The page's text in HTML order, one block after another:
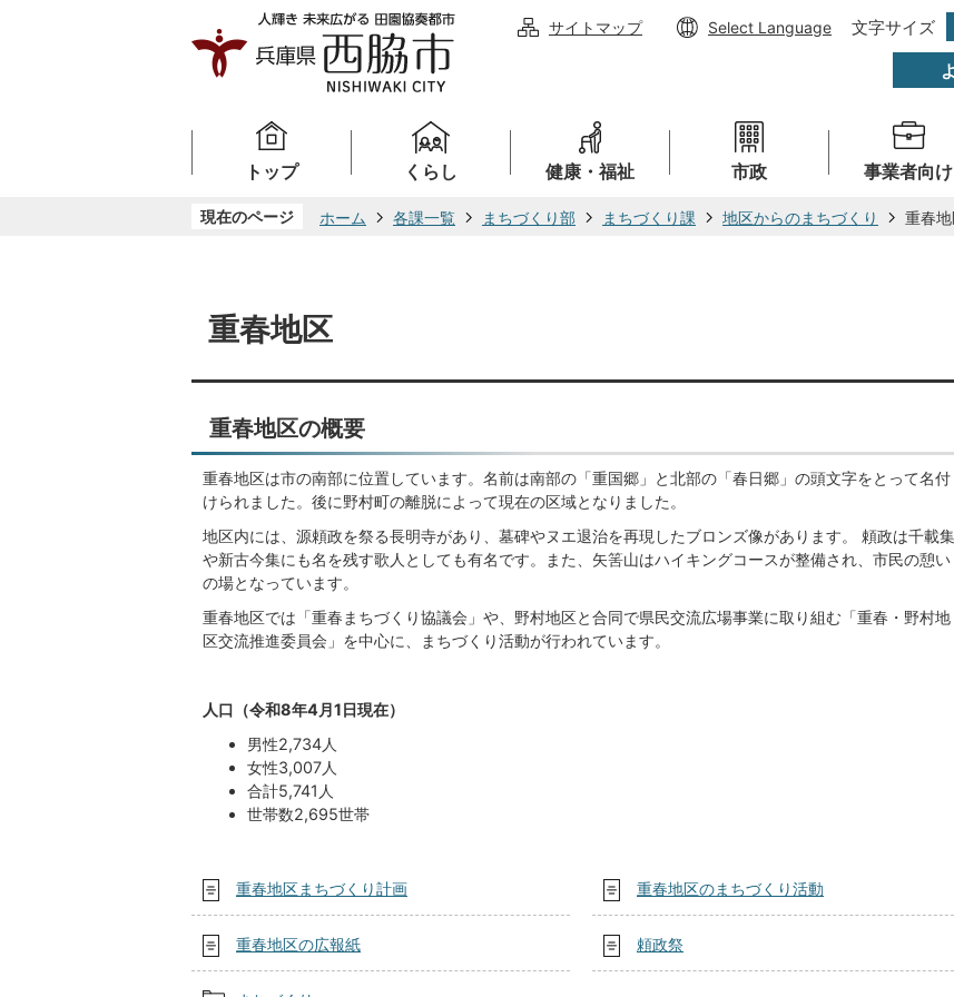
サイトマップ Select Language 文字サイズ
トップ くらし 健康・福祉 市政 事業者向け
現在のページ ホーム 各課一覧 まちづくり部 まちづくり課 地区からのまちづくり 重春
重春地区
重春地区の概要
重春地区は市の南部に位置しています。名前は南部の「重国郷」と北部の「春日郷」の頭文字をとって名付
けられました。後に野村町の離脱によって現在の区域となりました。
地区内には、源頼政を祭る長明寺があり、墓碑やヌエ退治を再現したブロンズ像があります。 頼政は千載集
や新古今集にも名を残す歌人としても有名です。また、矢筈山はハイキングコースが整備され、市民の憩い
の場となっています。
重春地区では「重春まちづくり協議会」や、野村地区と合同で県民交流広場事業に取り組む「重春・野村地
区交流推進委員会」を中心に、まちづくり活動が行われています。
人口（令和8年4月1日現在）
男性2,734人
女性3,007人
合計5,741人
世帯数2,695世帯
重春地区まちづくり計画 重春地区のまちづくり活動
重春地区の広報紙 頼政祭